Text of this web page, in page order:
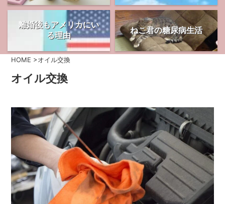
離婚後もアメリカにい
る理由
ねこ君の糖尿病生活
HOME >オイル交換
オイル交換